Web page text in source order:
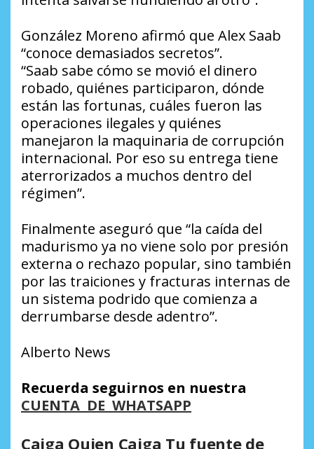
González Moreno afirmó que Alex Saab
“conoce demasiados secretos”.
“Saab sabe cómo se movió el dinero
robado, quiénes participaron, dónde
están las fortunas, cuáles fueron las
operaciones ilegales y quiénes
manejaron la maquinaria de corrupción
internacional. Por eso su entrega tiene
aterrorizados a muchos dentro del
régimen”.
Finalmente aseguró que “la caída del
madurismo ya no viene solo por presión
externa o rechazo popular, sino también
por las traiciones y fracturas internas de
un sistema podrido que comienza a
derrumbarse desde adentro”.
Alberto News
Recuerda seguirnos en nuestra
CUENTA DE WHATSAPP
Caiga Quien Caiga Tu fuente de